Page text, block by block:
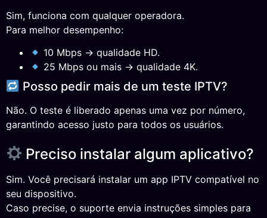
Sim, funciona com qualquer operadora.
Para melhor desempenho:
10 Mbps → qualidade HD.
25 Mbps ou mais → qualidade 4K.
Posso pedir mais de um teste IPTV?
Não. O teste é liberado apenas uma vez por número,
garantindo acesso justo para todos os usuários.
Preciso instalar algum aplicativo?
Sim. Você precisará instalar um app IPTV compatível no
seu dispositivo.
Caso precise, o suporte envia instruções simples para